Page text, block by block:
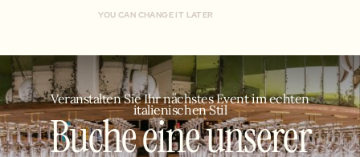
YOU CAN CHANGE IT LATER
Veranstalten Sie Ihr nächstes Event im echten
italienischen Stil
Buche eine unserer